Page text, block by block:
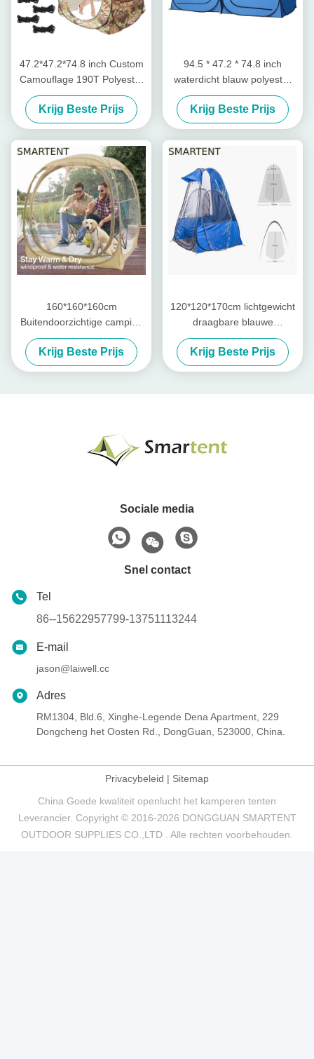
47.2*47.2*74.8 inch Custom
Camouflage 190T Polyester
Pop Up Privacy Tenten Met
UV Bescherming Waterdicht
Design
Krijg Beste Prijs
94.5 * 47.2 * 74.8 inch
waterdicht blauw polyester
190T Pop-up privacy tenten
met volledige dekking en
onmiddellijke opstelling
Krijg Beste Prijs
160*160*160cm
Buitendoorzichtige camping
pop-up tent met sterk stalen
frame UV-bescherming
polyester
Krijg Beste Prijs
120*120*170cm lichtgewicht
draagbare blauwe
doorzichtige waterdichte
polyester pop-up sport
tenten
Krijg Beste Prijs
Sociale media
Snel contact
Tel
86--15622957799-13751113244
E-mail
jason@laiwell.cc
Adres
RM1304, Bld.6, Xinghe-Legende Dena Apartment, 229
Dongcheng het Oosten Rd., DongGuan, 523000, China.
Privacybeleid | Sitemap
China Goede kwaliteit openlucht het kamperen tenten
Leverancier. Copyright © 2016-2026 DONGGUAN SMARTENT
OUTDOOR SUPPLIES CO.,LTD . Alle rechten voorbehouden.